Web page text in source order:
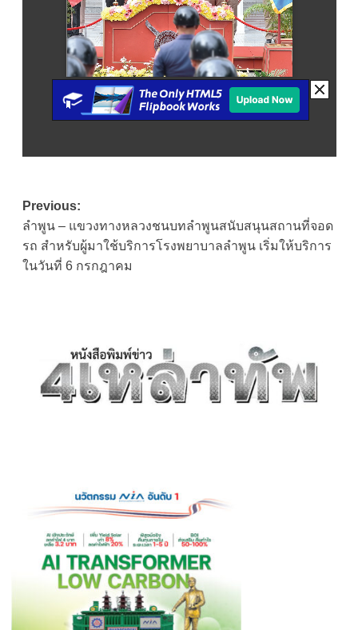
Post
navigation
Previous:
ลำพูน – แขวงทางหลวงชนบทลำพูนสนับสนุนสถานที่จอด
รถ สำหรับผู้มาใช้บริการโรงพยาบาลลำพูน เริ่มให้บริการ
ในวันที่ 6 กรกฎาคม